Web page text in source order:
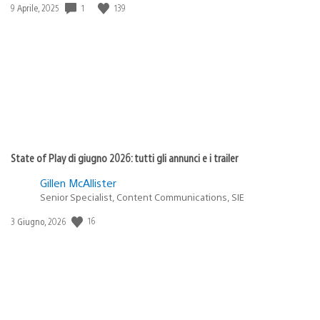
Data
9 Aprile, 2025 1 139
State of Play di giugno 2026: tutti gli annunci e i trailer
Gillen McAllister
Senior Specialist, Content Communications, SIE
Data
3 Giugno, 2026 16